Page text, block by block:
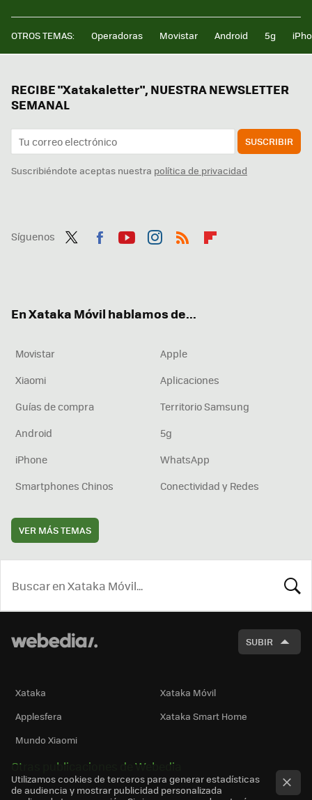
OTROS TEMAS: Operadoras Movistar Android 5g
RECIBE "Xatakaletter", NUESTRA NEWSLETTER
SEMANAL
SUSCRIBIR
Suscribiéndote aceptas nuestra política de privacidad
Síguenos
En Xataka Móvil hablamos de...
Movistar
Apple
Xiaomi
Aplicaciones
Guías de compra
Territorio Samsung
Android
5g
iPhone
WhatsApp
Smartphones Chinos
Conectividad y Redes
VER MÁS TEMAS
SUBIR
Xataka
Xataka Móvil
Applesfera
Xataka Smart Home
Mundo Xiaomi
Otras publicaciones de Webedia
Utilizamos cookies de terceros para generar estadísticas
de audiencia y mostrar publicidad personalizada